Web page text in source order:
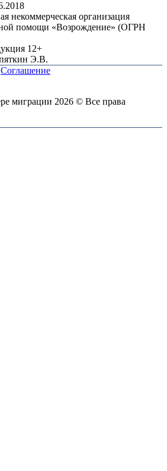
некоммерческая организация
помощи «Возрождение» (ОГРН
12+
Э.В.
Соглашение
миграции 2026 © Все права